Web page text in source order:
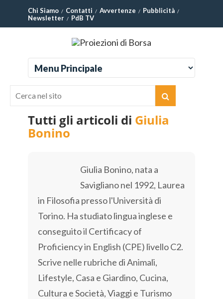
Chi Siamo Contatti Avvertenze
Pubblicità
Newsletter
PdB TV
Tutti gli articoli di Giulia
Bonino
Giulia Bonino, nata a
Savigliano nel 1992, Laurea
in Filosofia presso l'Università di
Torino. Ha studiato lingua inglese e
conseguito il Certificacy of
Proficiency in English (CPE) livello C2.
Scrive nelle rubriche di Animali,
Lifestyle, Casa e Giardino, Cucina,
Cultura e Società, Viaggi e Turismo